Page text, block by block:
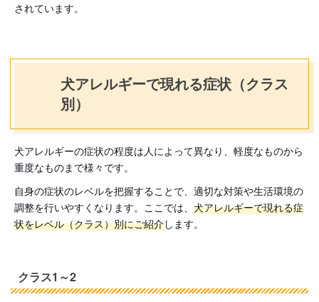
されています。
犬アレルギーで現れる症状（クラス
別）
犬アレルギーの症状の程度は人によって異なり、軽度なものから
重度なものまで様々です。
自身の症状のレベルを把握することで、適切な対策や生活環境の
調整を行いやすくなります。ここでは、 犬アレルギーで現れる症
状をレベル（クラス）別にご紹介します。
クラス1～2